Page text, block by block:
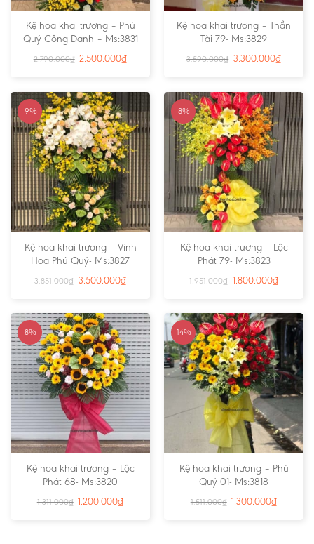
Kệ hoa khai trương – Phú
Quý Công Danh – Ms:3831
2.790.000₫ 2.500.000₫
Kệ hoa khai trương – Thần
Tài 79- Ms:3829
3.590.000₫ 3.300.000₫
-9%
Kệ hoa khai trương – Vinh
Hoa Phú Quý- Ms:3827
3.851.000₫ 3.500.000₫
-8%
Kệ hoa khai trương – Lộc
Phát 79- Ms:3823
1.951.000₫ 1.800.000₫
-8%
Kệ hoa khai trương – Lộc
Phát 68- Ms:3820
1.311.000₫ 1.200.000₫
-14%
Kệ hoa khai trương – Phú
Quý 01- Ms:3818
1.511.000₫ 1.300.000₫